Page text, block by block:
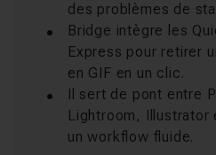
des problèmes de
Bridge intègre les
Express pour retirer
en GIF en un clic.
Il sert de pont entre
Lightroom, Illustrator
un workflow fluide.